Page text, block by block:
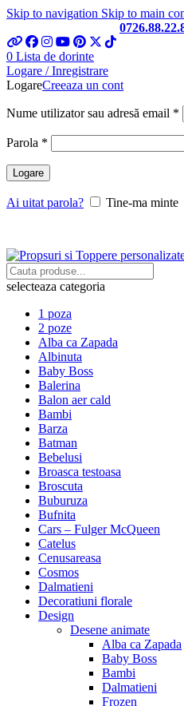
Skip to navigation Skip to main
0 Lista de dorinte
Logare / Inregistrare
LogareCreeaza un cont
Nume utilizator sau adresă email *
Parola *
Logare
Ai uitat parola? Tine-ma minte
selecteaza categoria
1 poza
2 poze
Alba ca Zapada
Albinuta
Baby Boss
Balerina
Balon aer cald
Bambi
Barza
Batman
Bebelusi
Broasca testoasa
Broscuta
Buburuza
Bufnita
Cars – Fulger McQueen
Catelus
Cenusareasa
Cosmos
Dalmatieni
Decoratiuni florale
Design
Desene animate
Alba ca Zapada
Baby Boss
Bambi
Dalmatieni
Frozen